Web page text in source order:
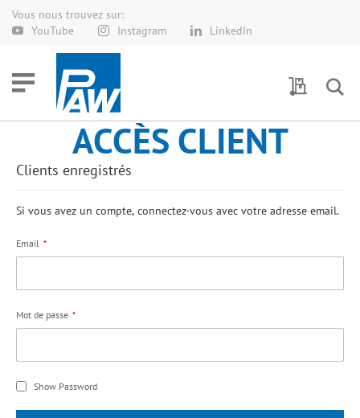
Vous nous trouvez sur:
YouTube
Instagram LinkedIn
Allez
Demande
ACCÈS CLIENT
Clients enregistrés
Si vous avez un compte, connectez-vous avec votre adresse email.
Email
Mot de passe
Show Password